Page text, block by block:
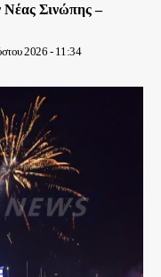
Σινώπης –
2026 - 11:34